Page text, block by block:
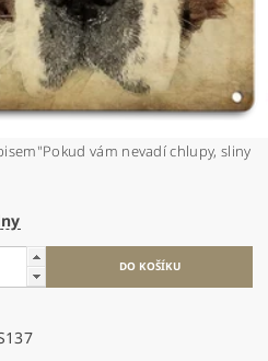
vám nevadí chlupy, sliny